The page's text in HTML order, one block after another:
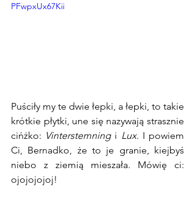
PFwpxUx67Kii
Puściły my te dwie łepki, a łepki, to takie
krótkie płytki, une się nazywają strasznie
cińżko: Vinterstemning i Lux. I powiem
Ci, Bernadko, że to je granie, kiejbyś
niebo z ziemią mieszała. Mówię ci:
ojojojojoj!